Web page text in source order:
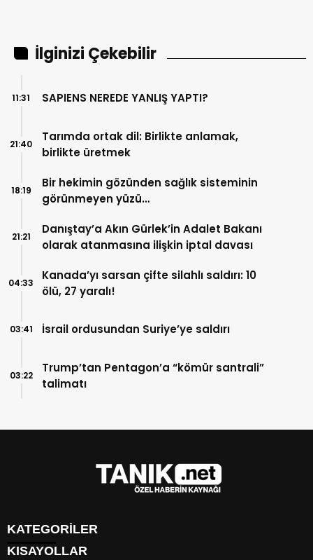
İlginizi Çekebilir
SAPIENS NEREDE YANLIŞ YAPTI?
11:31
Tarımda ortak dil: Birlikte anlamak,
birlikte üretmek
21:40
Bir hekimin gözünden sağlık sisteminin
görünmeyen yüzü…
18:19
Danıştay’a Akın Gürlek’in Adalet Bakanı
olarak atanmasına ilişkin iptal davası
21:21
Kanada’yı sarsan çifte silahlı saldırı: 10
ölü, 27 yaralı!
04:33
İsrail ordusundan Suriye’ye saldırı
03:41
Trump’tan Pentagon’a “kömür santrali”
talimatı
03:22
KATEGORİLER
KISAYOLLAR